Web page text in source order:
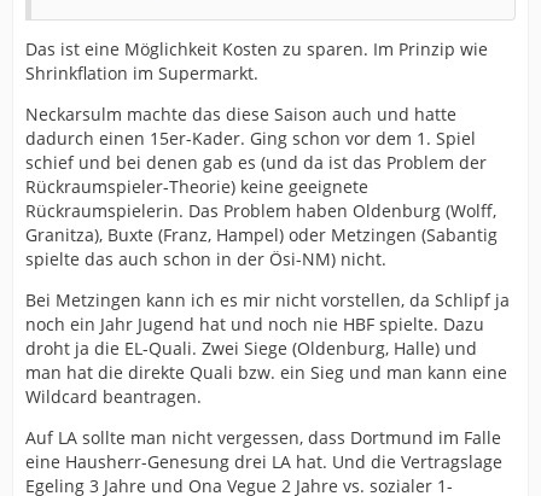
Das ist eine Möglichkeit Kosten zu sparen. Im Prinzip wie
Shrinkflation im Supermarkt.
Neckarsulm machte das diese Saison auch und hatte
dadurch einen 15er-Kader. Ging schon vor dem 1. Spiel
schief und bei denen gab es (und da ist das Problem der
Rückraumspieler-Theorie) keine geeignete
Rückraumspielerin. Das Problem haben Oldenburg (Wolff,
Granitza), Buxte (Franz, Hampel) oder Metzingen (Sabantig
spielte das auch schon in der Ösi-NM) nicht.
Bei Metzingen kann ich es mir nicht vorstellen, da Schlipf ja
noch ein Jahr Jugend hat und noch nie HBF spielte. Dazu
droht ja die EL-Quali. Zwei Siege (Oldenburg, Halle) und
man hat die direkte Quali bzw. ein Sieg und man kann eine
Wildcard beantragen.
Auf LA sollte man nicht vergessen, dass Dortmund im Falle
eine Hausherr-Genesung drei LA hat. Und die Vertragslage
Egeling 3 Jahre und Ona Vegue 2 Jahre vs. sozialer 1-